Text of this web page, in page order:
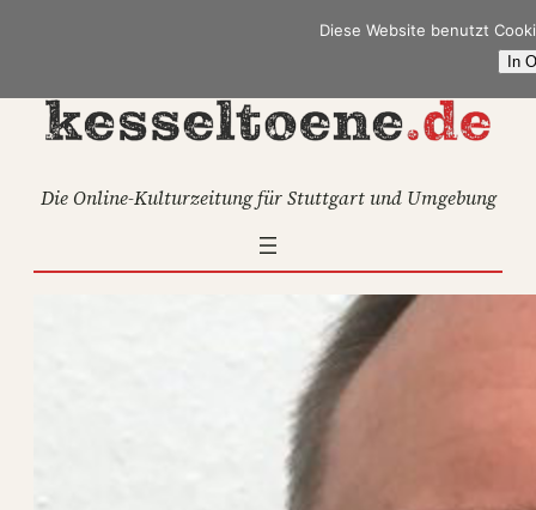
Die Online-Kulturzeitung für Stuttgart und Umgebung
Diese Website benutzt
In